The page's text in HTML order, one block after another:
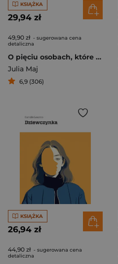
KSIĄŻKA
29,94 zł
49,90 zł - sugerowana cena
detaliczna
O pięciu osobach, które odwiedziły moją żonę po mojej śmierci
Julia Maj
6,9 (306)
KSIĄŻKA
26,94 zł
44,90 zł - sugerowana cena
detaliczna